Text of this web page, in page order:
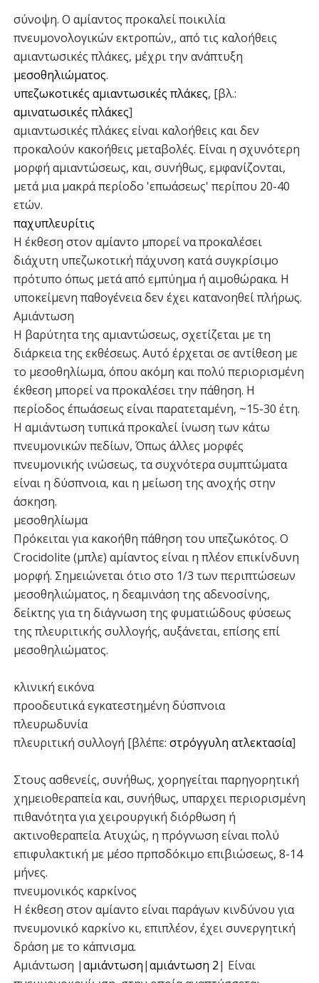
σύνοψη. Ο αμίαντος προκαλεί ποικιλία
πνευμονολογικών εκτροπών,, από τις καλοήθεις
αμιαντωσικές πλάκες, μέχρι την ανάπτυξη
μεσοθηλιώματος.
υπεζωκοτικές αμιαντωσικές πλάκες, [βλ.:
αμινατωσικές πλάκες]
αμιαντωσικές πλάκες είναι καλοήθεις και δεν
προκαλούν κακοήθεις μεταβολές. Είναι η σχυνότερη
μορφή αμιαντώσεως, και, συνήθως, εμφανίζονται,
μετά μια μακρά περίοδο 'επωάσεως' περίπου 20-40
ετών.
παχυπλευρίτις
Η έκθεση στον αμίαντο μπορεί να προκαλέσει
διάχυτη υπεζωκοτική πάχυνση κατά συγκρίσιμο
πρότυπο όπως μετά από εμπύημα ή αιμοθώρακα. Η
υποκείμενη παθογένεια δεν έχει κατανοηθεί πλήρως.
Αμιάντωση
Η βαρύτητα της αμιαντώσεως, σχετίζεται με τη
διάρκεια της εκθέσεως. Αυτό έρχεται σε αντίθεση με
το μεσοθηλίωμα, όπου ακόμη και πολύ περιορισμένη
έκθεση μπορεί να προκαλέσει την πάθηση. Η
περίοδος έπωάσεως είναι παρατεταμένη, ~15-30 έτη.
Η αμιάντωση τυπικά προκαλεί ίνωση των κάτω
πνευμονικών πεδίων, Όπως άλλες μορφές
πνευμονικής ινώσεως, τα συχνότερα συμπτώματα
είναι η δύσπνοια, και η μείωση της ανοχής στην
άσκηση.
μεσοθηλίωμα
Πρόκειται για κακοήθη πάθηση του υπεζωκότος. Ο
Crocidolite (μπλε) αμίαντος είναι η πλέον επικίνδυνη
μορφή. Σημειώνεται ότιο στο 1/3 των περιπτώσεων
μεσοθηλιώματος, η δεαμινάση της αδενοσίνης,
δείκτης για τη διάγνωση της φυματιώδους φύσεως
της πλευριτικής συλλογής, αυξάνεται, επίσης επί
μεσοθηλιώματος.
κλινική εικόνα
προοδευτικά εγκατεστημένη δύσπνοια
πλευρωδυνία
πλευριτική συλλογή [βλέπε: στρόγγυλη ατλεκτασία]
Στους ασθενείς, συνήθως, χορηγείται παρηγορητική
χημειοθεραπεία και, συνήθως, υπαρχει περιορισμένη
πιθανότητα για χειρουργική διόρθωση ή
ακτινοθεραπεία. Ατυχώς, η πρόγνωση είναι πολύ
επιφυλακτική με μέσο πρπσδόκιμο επιβιώσεως, 8-14
μήνες.
πνευμονικός καρκίνος
Η έκθεση στον αμίαντο είναι παράγων κινδύνου για
πνευμονικό καρκίνο κι, επιπλέον, έχει συνεργητική
δράση με το κάπνισμα.
Αμιάντωση |αμιάντωση|αμιάντωση 2| Είναι